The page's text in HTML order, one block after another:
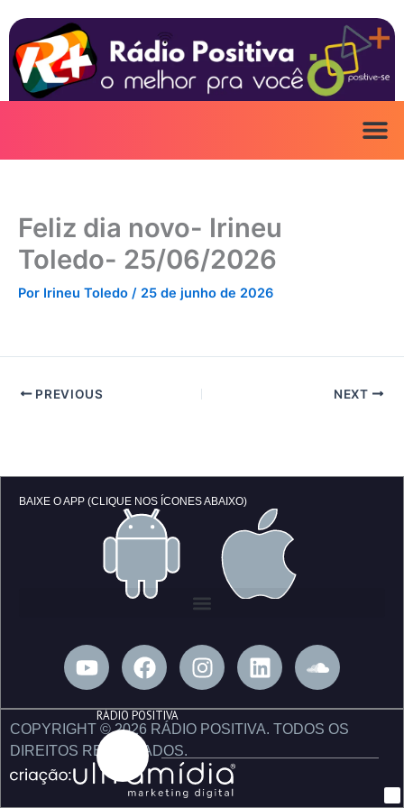
para
conteúdo
Feliz dia novo- Irineu
Toledo- 25/06/2026
Por Irineu Toledo / 25 de junho de 2026
PREVIOUS NEXT
BAIXE O APP (CLIQUE NOS ÍCONES ABAIXO)
Y
o
t
u
b
e
F
a
e
b
o
o
I
n
t
g
r
L
i
k
d
S
o
n
c
COPYRIGHT © 2026 RÁDIO POSITIVA. TODOS OS
DIREITOS RESERVADOS.
RÁDIO POSITIVA